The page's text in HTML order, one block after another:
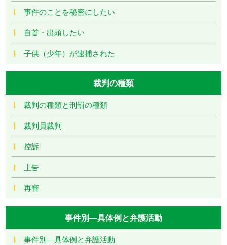
事件のことを秘密にしたい
自首・出頭したい
子供（少年）が逮捕された
裁判の種類
裁判の種類と刑罰の種類
裁判員裁判
控訴
上告
再審
事件別―具体例と弁護活動
事件別―具体例と弁護活動